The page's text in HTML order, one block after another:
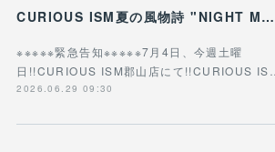
CURIOUS ISM夏の風物詩 "NIGHT MARKET"
※※※※※緊急告知※※※※※7月4日、今週土曜
日!!CURIOUS ISM郡山店にて!!CURIOUS IS…
2026.06.29 09:30